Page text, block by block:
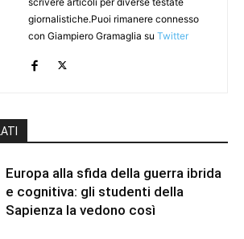
giornalistiche.Puoi rimanere connesso
con Giampiero Gramaglia su Twitter
Europa alla sfida della guerra ibrida
e cognitiva: gli studenti della
Sapienza la vedono così